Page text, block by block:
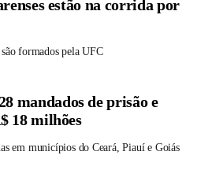
formados pela UFC
mandados de prisão e
18 milhões
em municípios do Ceará, Piauí e Goiás